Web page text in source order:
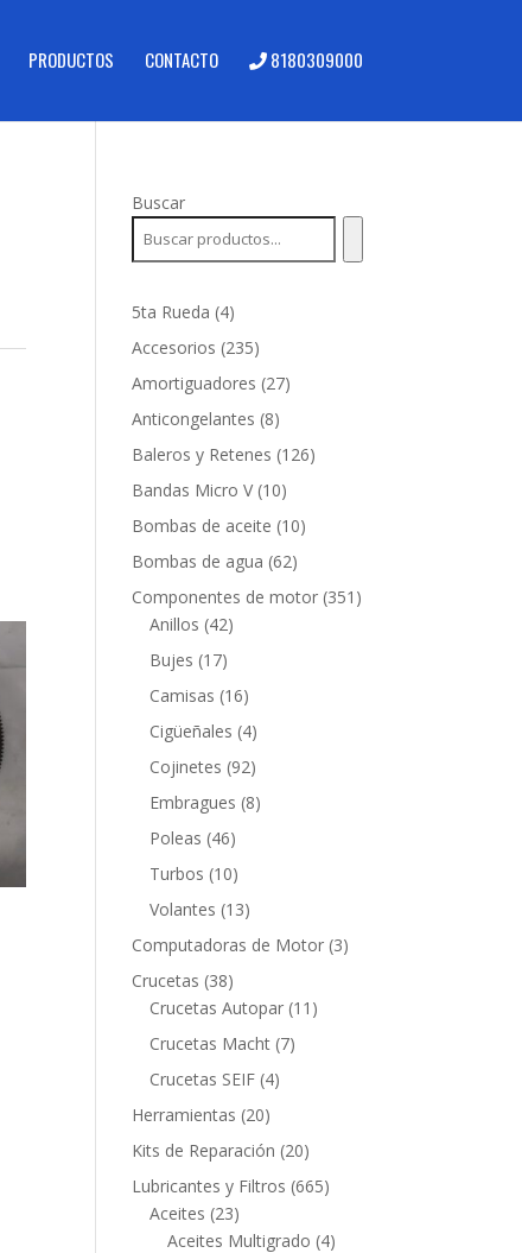
PRODUCTOS CONTACTO 8180309000
Buscar
5ta Rueda 44
productos
Accesorios 235235
productos
Amortiguadores 2727
Anticongelantes 88
productos
Baleros y Retenes 126126
Bandas Micro V 1010
productos
Bombas de aceite 1010
Bombas de agua 6262
productos
Componentes de motor 351 351
Anillos 4242
Bujes 1717
productos
Camisas 1616
productos
Cigüeñales 44
productos
Cojinetes 9292
productos
Embragues 88
Poleas 4646
productos
Turbos 1010
productos
Volantes 1313
productos
Computadoras de Motor 33
Crucetas 3838
productos
Crucetas Autopar 11 11
Crucetas Macht 77
Crucetas SEIF 44
Herramientas 2020
productos
Kits de Reparación 2020
productos
Lubricantes y Filtros 665665
Aceites 2323
productos
Aceites Multigrado 44